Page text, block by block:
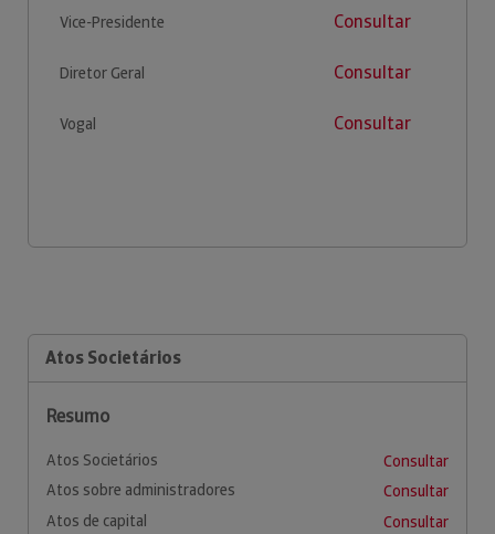
Vice-Presidente Consultar
Diretor Geral Consultar
Vogal Consultar
Atos Societários
Resumo
Atos Societários
Consultar
Atos sobre administradores
Consultar
Atos de capital
Consultar